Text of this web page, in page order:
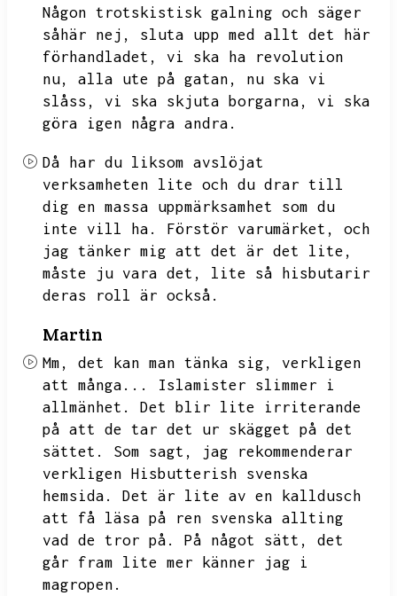
Någon trotskistisk galning och säger
såhär nej,
sluta upp med allt det här
förhandladet,
vi ska ha revolution
nu,
alla ute på gatan,
nu ska vi
slåss,
vi ska skjuta borgarna,
vi ska
göra igen några andra.
Då har du liksom avslöjat
verksamheten lite och du drar till
dig en massa uppmärksamhet som du
inte vill ha.
Förstör varumärket,
och
jag tänker mig att det är det lite,
måste ju vara det,
lite så hisbutarir
deras roll är också.
Martin
Mm, det kan man tänka sig,
verkligen
att många...
Islamister slimmer i
allmänhet.
Det blir lite irriterande
på att de tar det ur skägget på det
sättet.
Som sagt,
jag rekommenderar
verkligen Hisbutterish svenska
hemsida.
Det är lite av en kalldusch
att få läsa på ren svenska allting
vad de tror på.
På något sätt,
det
går fram lite mer känner jag i
magropen.